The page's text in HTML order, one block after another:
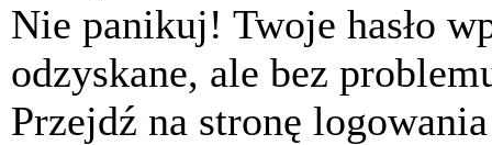
Nie panikuj! Twoje hasło
odzyskane, ale bez
Przejdź na stronę